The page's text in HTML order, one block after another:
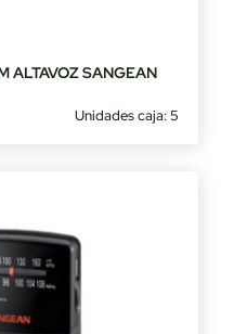
ALTAVOZ SANGEAN
Unidades caja: 5